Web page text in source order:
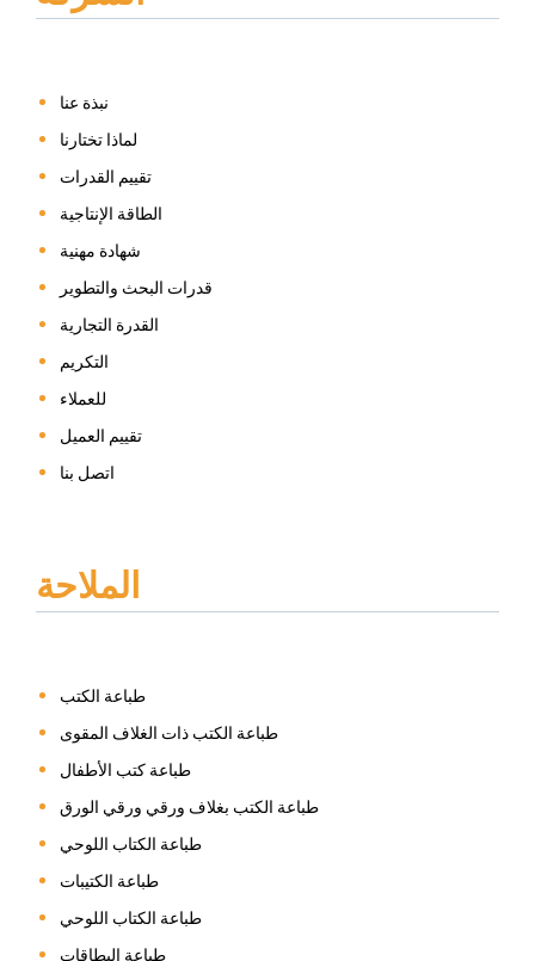
نبذة عنا
لماذا تختارنا
تقييم القدرات
الطاقة الإنتاجية
شهادة مهنية
قدرات البحث والتطوير
القدرة التجارية
التكريم
للعملاء
تقييم العميل
اتصل بنا
الملاحة
طباعة الكتب
طباعة الكتب ذات الغلاف المقوى
طباعة كتب الأطفال
طباعة الكتب بغلاف ورقي ورقي الورق
طباعة الكتاب اللوحي
طباعة الكتيبات
طباعة الكتاب اللوحي
طباعة البطاقات